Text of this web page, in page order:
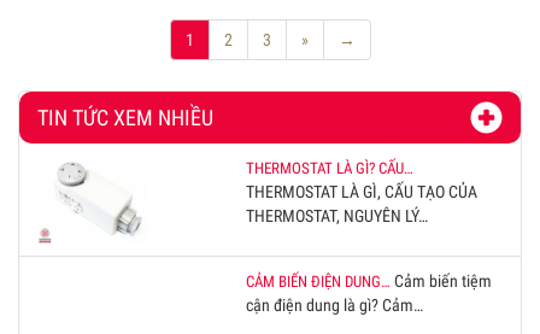
1 2 3 » →
TIN TỨC XEM NHIỀU
THERMOSTAT LÀ GÌ? CẤU…
THERMOSTAT LÀ GÌ, CẤU TẠO CỦA
THERMOSTAT, NGUYÊN LÝ…
CẢM BIẾN ĐIỆN DUNG… Cảm biến tiệm
cận điện dung là gì? Cảm…